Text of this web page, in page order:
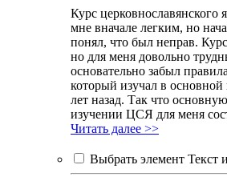
Курс церковнославянского
мне вначале легким, но
понял, что был неправ.
но для меня довольно
основательно забыл
который изучал в
лет назад. Так что
изучении ЦСЯ для меня
Читать далее >>
Выбрать элемент Текст